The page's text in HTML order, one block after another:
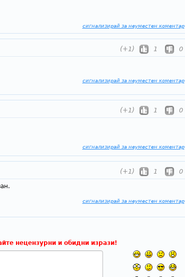
сигнализирай за неуместен коментар
(+1) 1 0
сигнализирай за неуместен коментар
(+1) 1 0
сигнализирай за неуместен коментар
(+1) 1 0
сигнализирай за неуместен коментар
нецензурни и обидни изрази!